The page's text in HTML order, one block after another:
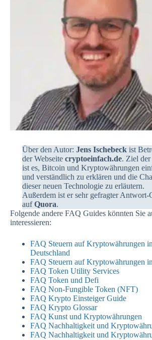
Über den Autor: Jens Ischebeck ist
der Webseite cryptoeinfach.de. Ziel der
ist es, Bitcoin und Kryptowährungen
und verständlich zu erklären und die
dieser neuen Technologie zu erläutern.
Außerdem ist er sehr gefragter Antwort-
aufQuora.
Folgende andere FAQ Guides könnten Sie
interessieren:
FAQ Steuern auf Kryptowährungen in
Deutschland
FAQ Steuern auf Kryptowährungen
FAQ Token Utility Services
FAQ Token und Defi
FAQ Non-Fungible Token (NFT)
FAQ Krypto Einsteiger Guide
FAQ Krypto Glossar
FAQ Kunst und Kryptowährungen
FAQ Nachhaltigkeit und
FAQ Nachhaltigkeit und